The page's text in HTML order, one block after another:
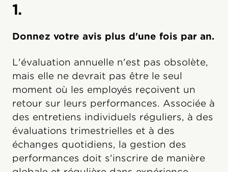
1.
Donnez votre avis plus d'une fois par an.
L'évaluation annuelle n'est pas obsolète,
mais elle ne devrait pas être le seul
moment où les employés reçoivent un
retour sur leurs performances. Associée à
des entretiens individuels réguliers, à des
évaluations trimestrielles et à des
échanges quotidiens, la gestion des
performances doit s'inscrire de manière